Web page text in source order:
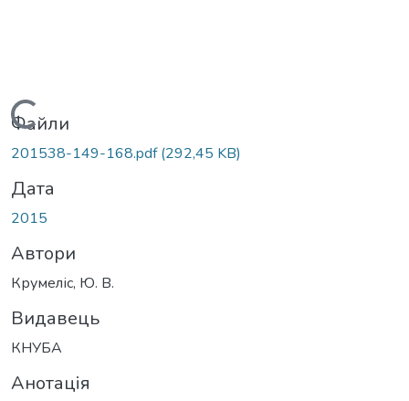
Вантажиться...
Файли
201538-149-168.pdf(292,45 KB)
Дата
2015
Автори
Крумеліс, Ю. В.
Видавець
КНУБА
Анотація